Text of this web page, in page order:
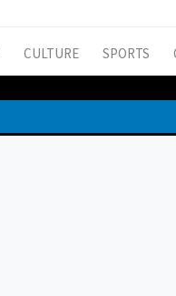
CULTURE SPORTS